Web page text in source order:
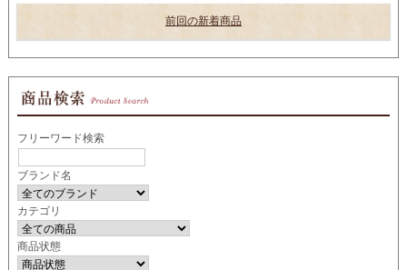
前回の新着商品
フリーワード検索
ブランド名
カテゴリ
商品状態